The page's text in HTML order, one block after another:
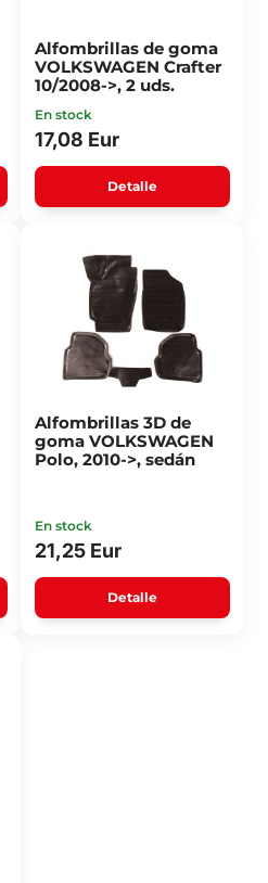
Alfombrillas de goma
VOLKSWAGEN Crafter
10/2008->, 2 uds.
En stock
17,08 Eur
Detalle
Alfombrillas 3D de
goma VOLKSWAGEN
Polo, 2010->, sedán
En stock
21,25 Eur
Detalle